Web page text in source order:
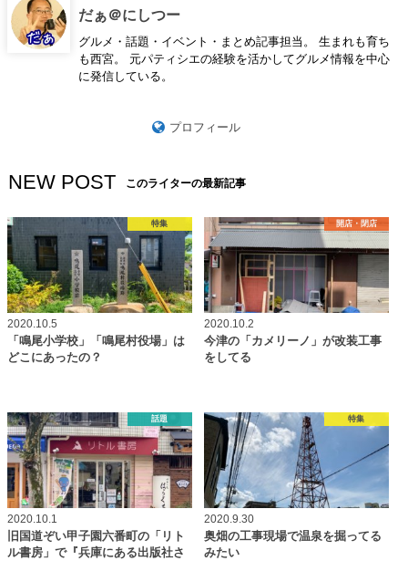
だぁ＠にしつー
グルメ・話題・イベント・まとめ記事担当。 生まれも育ち
も西宮。 元パティシエの経験を活かしてグルメ情報を中心
に発信している。
プロフィール
NEW POST このライターの最新記事
特集
2020.10.5
「鳴尾小学校」「鳴尾村役場」は
どこにあったの？
開店・閉店
2020.10.2
今津の「カメリーノ」が改装工事
をしてる
話題
2020.10.1
旧国道ぞい甲子園六番町の「リト
ル書房」で『兵庫にある出版社さ
特集
2020.9.30
奥畑の工事現場で温泉を掘ってる
みたい